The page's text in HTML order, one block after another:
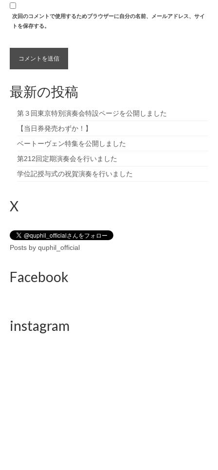
次回のコメントで使用するためブラウザーに自分の名前、メールアドレス、サイ
トを保存する。
最新の投稿
第３回東京特別演奏会特設ページを公開しました
【当日券発売わずか！】
ベートーヴェン特集を公開しました
第212回定期演奏会を行いました
学位記授与式の祝賀演奏を行いました
X
Posts by quphil_official
Facebook
instagram